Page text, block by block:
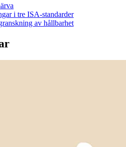
i tre ISA-standarder
av hållbarhet